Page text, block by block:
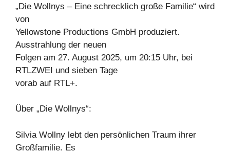
„Die Wollnys – Eine schrecklich große Familie“ wird
von
Yellowstone Productions GmbH produziert.
Ausstrahlung der neuen
Folgen am 27. August 2025, um 20:15 Uhr, bei
RTLZWEI und sieben Tage
vorab auf RTL+.
Über „Die Wollnys“:
Silvia Wollny lebt den persönlichen Traum ihrer
Großfamilie. Es